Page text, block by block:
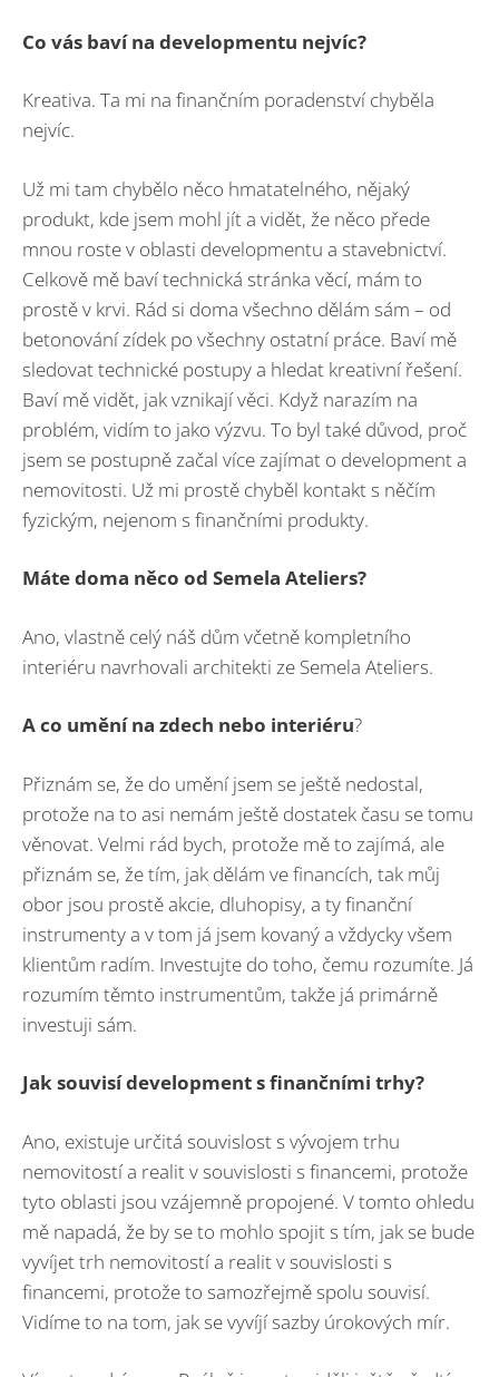
Co vás baví na developmentu nejvíc?
Kreativa. Ta mi na finančním poradenství chyběla
nejvíc.
Už mi tam chybělo něco hmatatelného, nějaký
produkt, kde jsem mohl jít a vidět, že něco přede
mnou roste v oblasti developmentu a stavebnictví.
Celkově mě baví technická stránka věcí, mám to
prostě v krvi. Rád si doma všechno dělám sám – od
betonování zídek po všechny ostatní práce. Baví mě
sledovat technické postupy a hledat kreativní řešení.
Baví mě vidět, jak vznikají věci. Když narazím na
problém, vidím to jako výzvu. To byl také důvod, proč
jsem se postupně začal více zajímat o development a
nemovitosti. Už mi prostě chyběl kontakt s něčím
fyzickým, nejenom s finančními produkty.
Máte doma něco od Semela Ateliers?
Ano, vlastně celý náš dům včetně kompletního
interiéru navrhovali architekti ze Semela Ateliers.
A co umění na zdech nebo interiéru?
Přiznám se, že do umění jsem se ještě nedostal,
protože na to asi nemám ještě dostatek času se tomu
věnovat. Velmi rád bych, protože mě to zajímá, ale
přiznám se, že tím, jak dělám ve financích, tak můj
obor jsou prostě akcie, dluhopisy, a ty finanční
instrumenty a v tom já jsem kovaný a vždycky všem
klientům radím. Investujte do toho, čemu rozumíte. Já
rozumím těmto instrumentům, takže já primárně
investuji sám.
Jak souvisídevelopment sfinančními trhy?
Ano, existuje určitá souvislost s vývojem trhu
nemovitostí a realit v souvislosti s financemi, protože
tyto oblasti jsou vzájemně propojené. V tomto ohledu
mě napadá, že by se to mohlo spojit s tím, jak se bude
vyvíjet trh nemovitostí a realit v souvislosti s
financemi, protože to samozřejmě spolu souvisí.
Vidíme to na tom, jak se vyvíjí sazby úrokových mír.